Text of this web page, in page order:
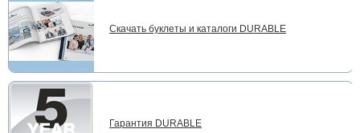
Скачать буклеты и каталоги DURABLE
Гарантия DURABLE